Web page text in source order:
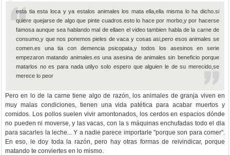
esta tia esta loca y ya estalos animales los mata ella,ella misma lo ha dicho.si
quiere quejarse de algo que pinte cuadros.esto lo hace por morbo,y por hacerse
famosa aunque sea hablando mal de ellaen el video tambien habla de la carne de
consumo,y que nos ponemos pieles de vaca y cosas asi,pero esos animales se
comen.es una tia con demencia psicopata,y todos los asesinos en serie
empezaron matando animales.es una asesina de animales sin beneficio porque
matarlos no es para nada utilyo solo espero que alguien le de su merecido,se
merece lo peor
Pero en lo de la carne tiene algo de razón, los animales de granja viven en
muy malas condiciones, tienen una vida patética para acabar muertos y
comidos. Los pollos suelen vivir amontonados, los cerdos en espacios dónde
no pueden ni moverse, y las vacas, con la s máquinas enchufadas todo el dia
para sacarles la leche... Y a nadie parece importarle "porque son para comer".
En eso, le doy toda la razón, pero hay otras formas de reivindicar, porque
matando te conviertes en lo mismo.